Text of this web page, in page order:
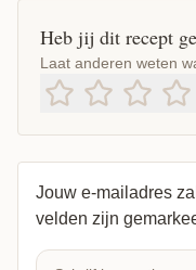
Heb jij dit recept
Laat anderen weten
Jouw e-mailadres
velden zijn